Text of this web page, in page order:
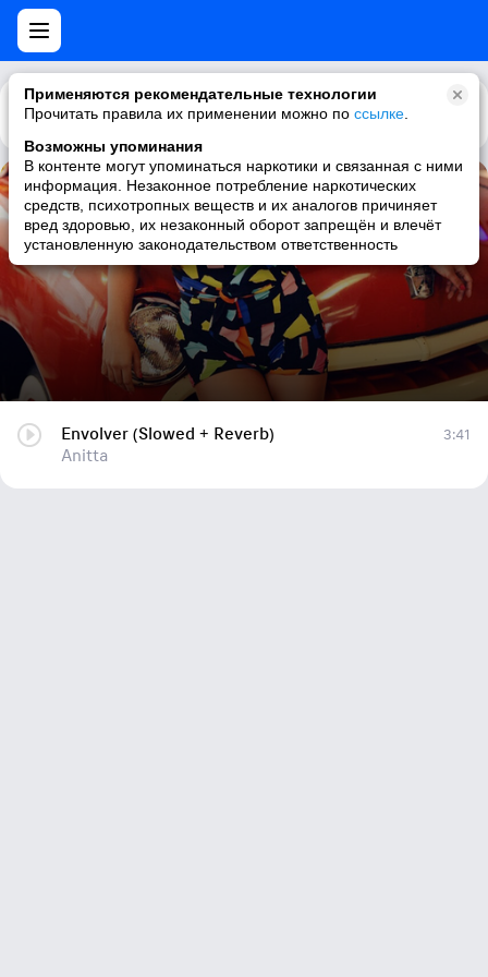
Применяются рекомендательные технологии
Прочитать правила их применении можно по ссылке
Возможны упоминания
В контенте могут упоминаться наркотики и связанная с ними
информация. Незаконное потребление наркотических
средств, психотропных веществ и их аналогов причиняет
вред здоровью, их незаконный оборот запрещён и влечёт
установленную законодательством ответственность
Каталог Рекомендации
Envolver (Slowed + Reverb)
Anitta
Envolver (Slowed + Reverb)
Anitta
3:41